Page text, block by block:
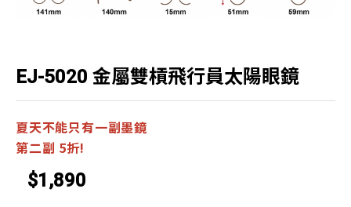
EJ-5020 金屬雙槓飛行員太陽眼鏡
夏天不能只有一副墨鏡
第二副 5折!
$1,890